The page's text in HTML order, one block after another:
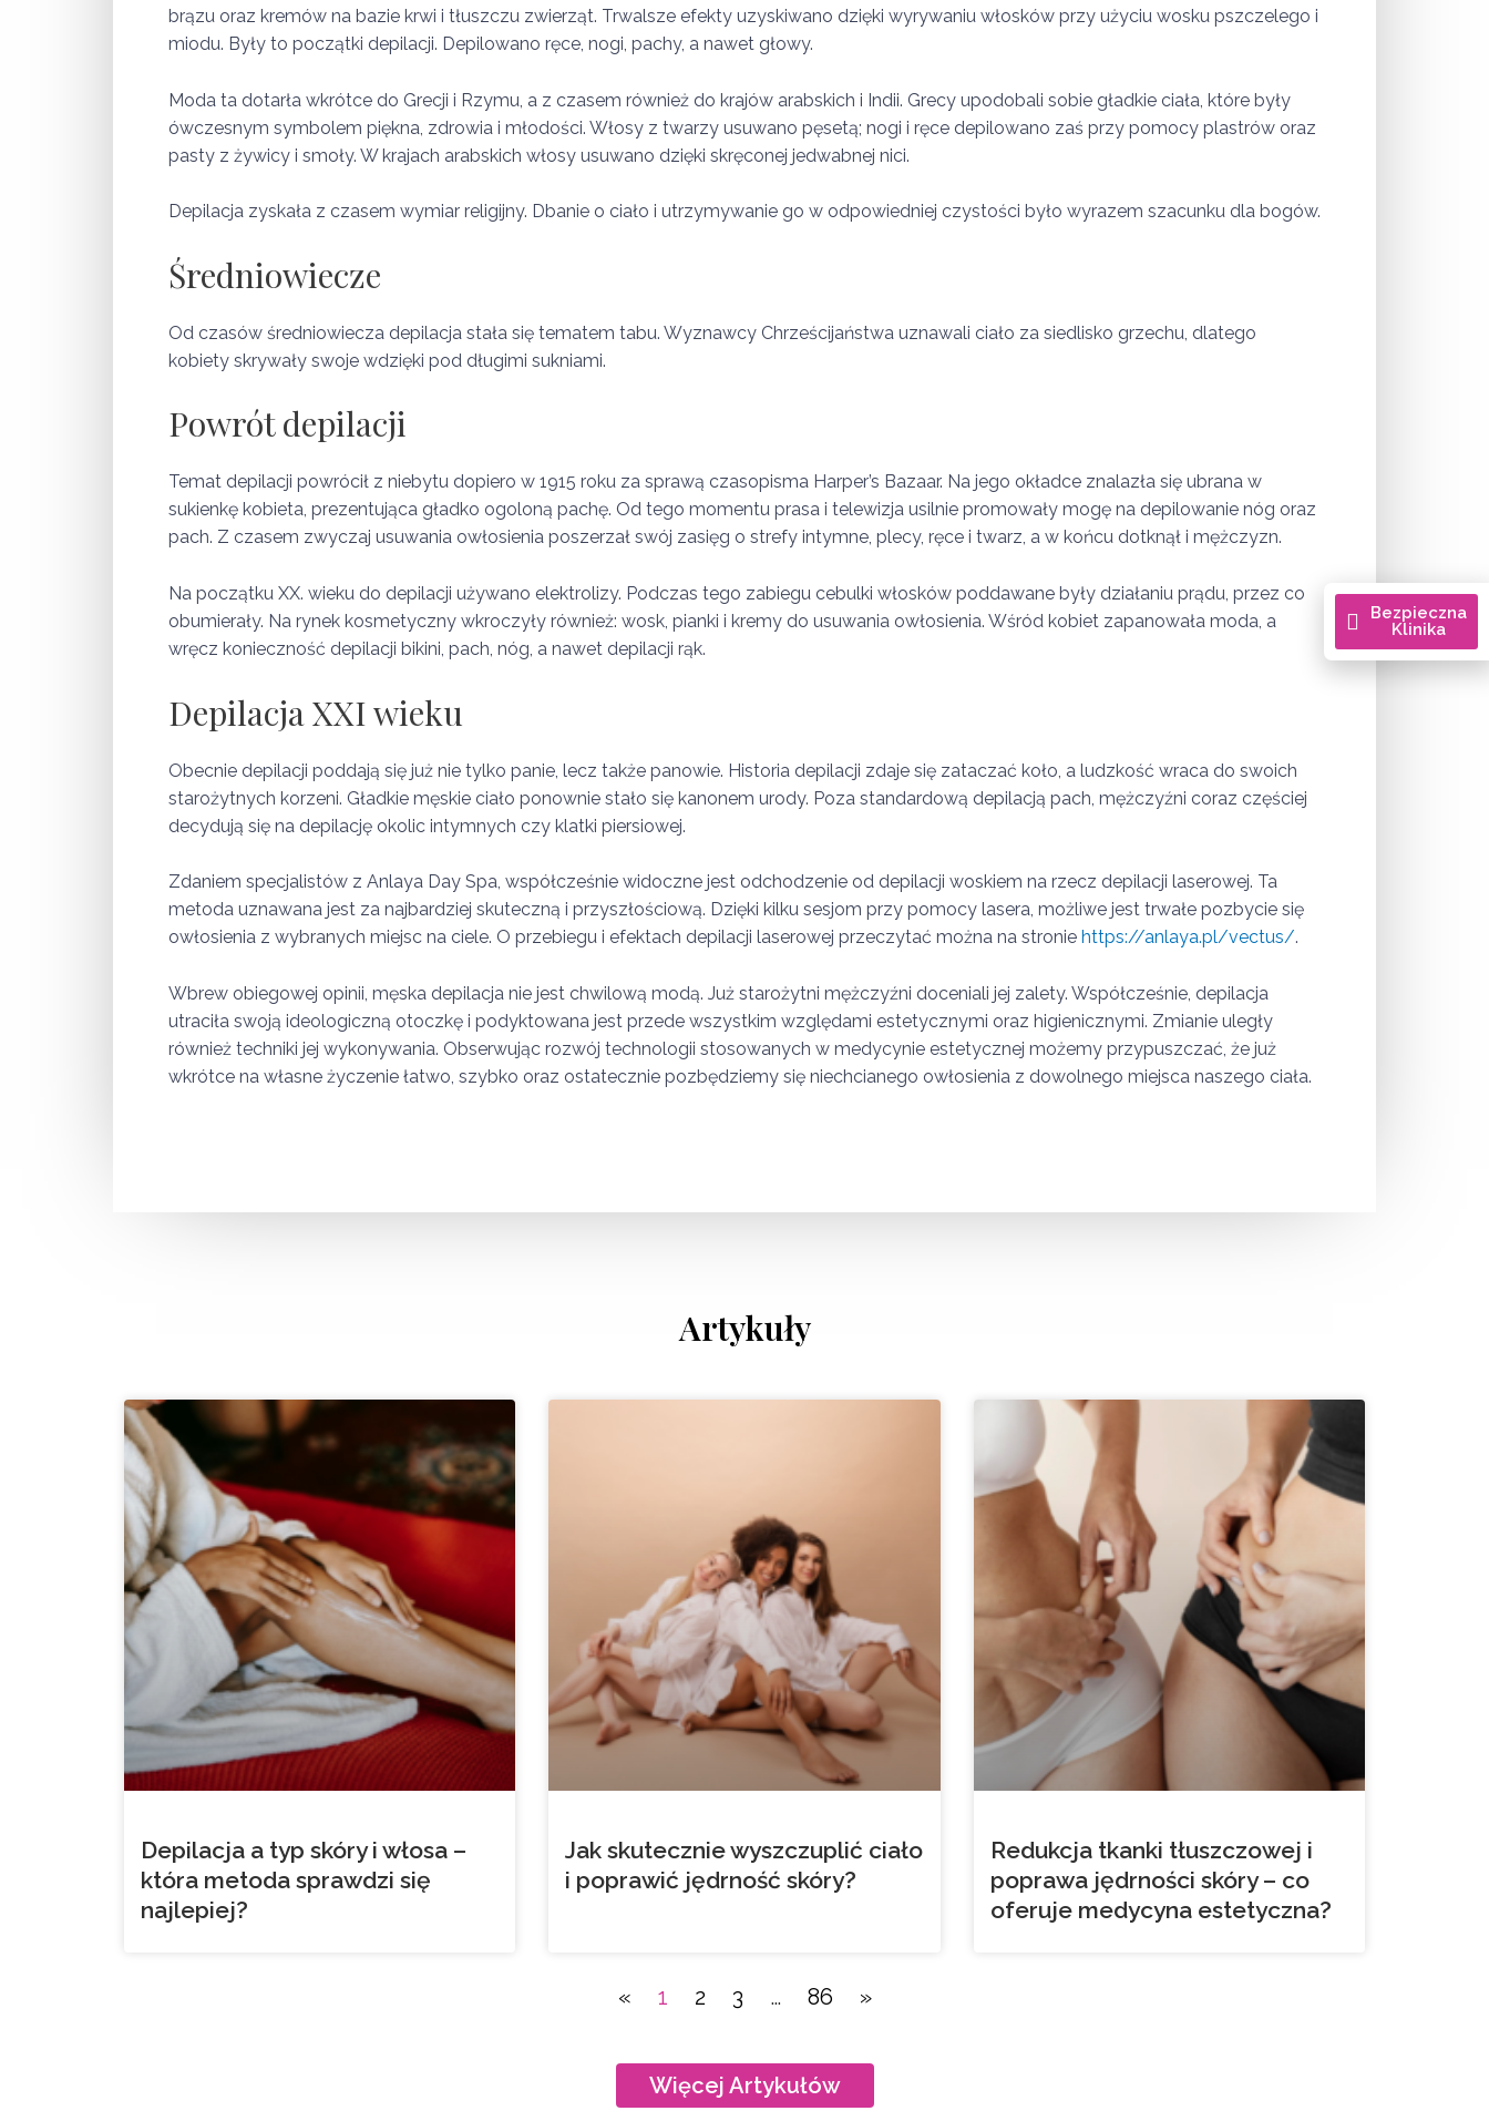
brązu oraz kremów na bazie krwi i tłuszczu zwierząt. Trwalsze efekty uzyskiwano dzięki wyrywaniu włosków przy użyciu wosku pszczelego i
miodu. Były to początki depilacji. Depilowano ręce, nogi, pachy, a nawet głowy.
Moda ta dotarła wkrótce do Grecji i Rzymu, a z czasem również do krajów arabskich i Indii. Grecy upodobali sobie gładkie ciała, które były
ówczesnym symbolem piękna, zdrowia i młodości. Włosy z twarzy usuwano pęsetą; nogi i ręce depilowano zaś przy pomocy plastrów oraz
pasty z żywicy i smoły. W krajach arabskich włosy usuwano dzięki skręconej jedwabnej nici.
Depilacja zyskała z czasem wymiar religijny. Dbanie o ciało i utrzymywanie go w odpowiedniej czystości było wyrazem szacunku dla bogów.
Średniowiecze
Od czasów średniowiecza depilacja stała się tematem tabu. Wyznawcy Chrześcijaństwa uznawali ciało za siedlisko grzechu, dlatego
kobiety skrywały swoje wdzięki pod długimi sukniami.
Powrót depilacji
Temat depilacji powrócił z niebytu dopiero w 1915 roku za sprawą czasopisma Harper’s Bazaar. Na jego okładce znalazła się ubrana w
sukienkę kobieta, prezentująca gładko ogoloną pachę. Od tego momentu prasa i telewizja usilnie promowały mogę na depilowanie nóg oraz
pach. Z czasem zwyczaj usuwania owłosienia poszerzał swój zasięg o strefy intymne, plecy, ręce i twarz, a w końcu dotknął i mężczyzn.
Na początku XX. wieku do depilacji używano elektrolizy. Podczas tego zabiegu cebulki włosków poddawane były działaniu prądu, przez co
obumierały. Na rynek kosmetyczny wkroczyły również: wosk, pianki i kremy do usuwania owłosienia. Wśród kobiet zapanowała moda, a
wręcz konieczność depilacji bikini, pach, nóg, a nawet depilacji rąk.
Depilacja XXI wieku
Obecnie depilacji poddają się już nie tylko panie, lecz także panowie. Historia depilacji zdaje się zataczać koło, a ludzkość wraca do swoich
starożytnych korzeni. Gładkie męskie ciało ponownie stało się kanonem urody. Poza standardową depilacją pach, mężczyźni coraz częściej
decydują się na depilację okolic intymnych czy klatki piersiowej.
Zdaniem specjalistów z Anlaya Day Spa, współcześnie widoczne jest odchodzenie od depilacji woskiem na rzecz depilacji laserowej. Ta
metoda uznawana jest za najbardziej skuteczną i przyszłościową. Dzięki kilku sesjom przy pomocy lasera, możliwe jest trwałe pozbycie się
owłosienia z wybranych miejsc na ciele. O przebiegu i efektach depilacji laserowej przeczytać można na stronie https://anlaya.pl/vectus/.
Wbrew obiegowej opinii, męska depilacja nie jest chwilową modą. Już starożytni mężczyźni doceniali jej zalety. Współcześnie, depilacja
utraciła swoją ideologiczną otoczkę i podyktowana jest przede wszystkim względami estetycznymi oraz higienicznymi. Zmianie uległy
również techniki jej wykonywania. Obserwując rozwój technologii stosowanych w medycynie estetycznej możemy przypuszczać, że już
wkrótce na własne życzenie łatwo, szybko oraz ostatecznie pozbędziemy się niechcianego owłosienia z dowolnego miejsca naszego ciała.
Artykuły
Depilacja a typ skóry i włosa –
która metoda sprawdzi się
najlepiej?
Jak skutecznie wyszczuplić ciało
i poprawić jędrność skóry?
Redukcja tkanki tłuszczowej i
poprawa jędrności skóry – co
oferuje medycyna estetyczna?
« 1 2 3 … 86 »
Więcej Artykułów
Bezpieczna
Klinika